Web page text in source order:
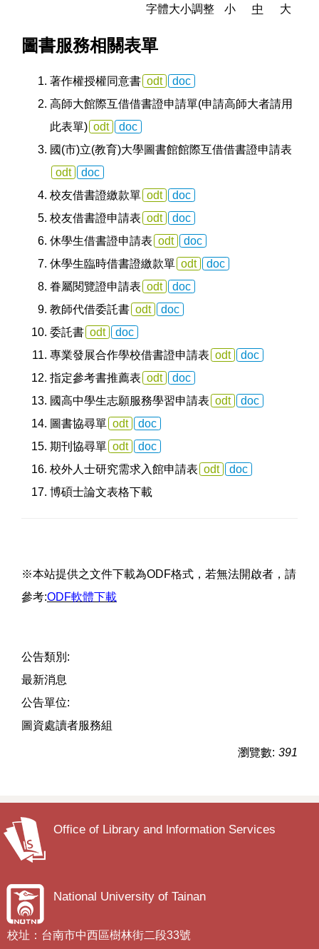
字體大小調整 小 中 大
圖書服務相關表單
著作權授權同意書 odt
doc
高師大館際互借借書證申請單(申請高師大者請用
此表單) odt
doc
國(市)立(教育)大學圖書館館際互借借書證申請表
odt
doc
校友借書證繳款單 odt
doc
校友借書證申請表 odt
doc
休學生借書證申請表 odt
doc
休學生臨時借書證繳款單 odt
doc
眷屬閱覽證申請表 odt
doc
教師代借委託書 odt
doc
委託書 odt
doc
專業發展合作學校借書證申請表 odt
doc
指定參考書推薦表 odt
doc
國高中學生志願服務學習申請表 odt
doc
圖書協尋單 odt
doc
期刊協尋單 odt
doc
校外人士研究需求入館申請表 odt
doc
博碩士論文表格下載
※本站提供之文件下載為ODF格式，若無法開啟者，請
參考:ODF軟體下載
公告類別:
最新消息
公告單位:
圖資處讀者服務組
瀏覽數: 391
Office of Library and lnformation Services
National University of Tainan
校址：台南市中西區樹林街二段33號